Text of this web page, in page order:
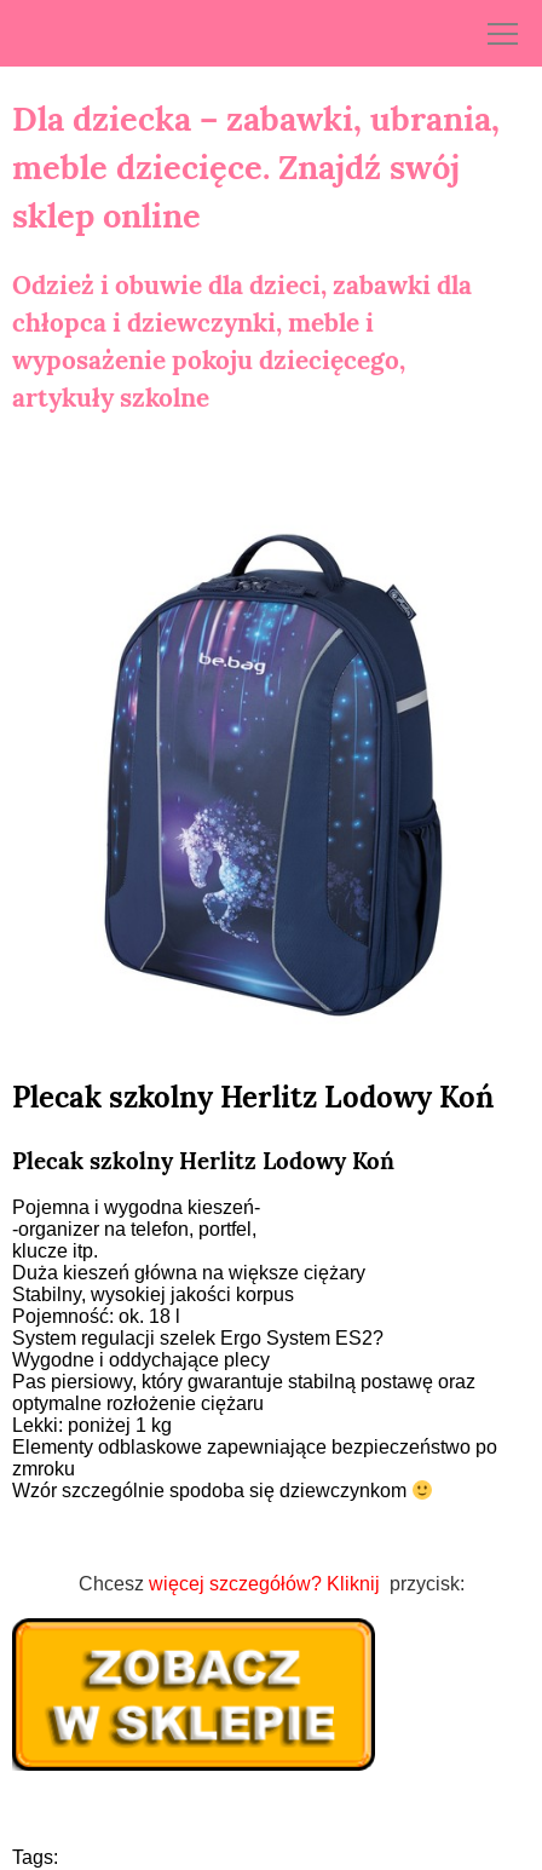
Dla dziecka – zabawki, ubrania,
meble dziecięce. Znajdź swój
sklep online
Odzież i obuwie dla dzieci, zabawki dla
chłopca i dziewczynki, meble i
wyposażenie pokoju dziecięcego,
artykuły szkolne
Plecak szkolny Herlitz Lodowy Koń
Plecak szkolny Herlitz Lodowy Koń
Pojemna i wygodna kieszeń-
-organizer na telefon, portfel,
klucze itp.
Duża kieszeń główna na większe ciężary
Stabilny, wysokiej jakości korpus
Pojemność: ok. 18 l
System regulacji szelek Ergo System ES2?
Wygodne i oddychające plecy
Pas piersiowy, który gwarantuje stabilną postawę oraz
optymalne rozłożenie ciężaru
Lekki: poniżej 1 kg
Elementy odblaskowe zapewniające bezpieczeństwo po
zmroku
Wzór szczególnie spodoba się dziewczynkom
Chcesz więcej szczegółów? Kliknij przycisk:
Tags: